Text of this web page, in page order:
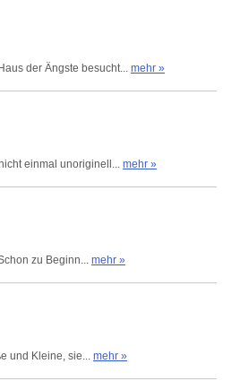
der Ängste besucht... mehr »
einmal unoriginell... mehr »
zu Beginn... mehr »
und Kleine, sie... mehr »